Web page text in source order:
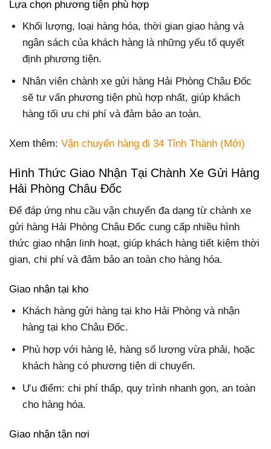
Lựa chọn phương tiện phù hợp
Khối lượng, loại hàng hóa, thời gian giao hàng và
ngân sách của khách hàng là những yếu tố quyết
định phương tiện.
Nhân viên chành xe gửi hàng Hải Phòng Châu Đốc
sẽ tư vấn phương tiện phù hợp nhất, giúp khách
hàng tối ưu chi phí và đảm bảo an toàn.
Xem thêm: Vận chuyển hàng đi 34 Tỉnh Thành (Mới)
Hình Thức Giao Nhận Tại Chành Xe Gửi Hàng
Hải Phòng Châu Đốc
Để đáp ứng nhu cầu vận chuyển đa dạng từ chành xe
gửi hàng Hải Phòng Châu Đốc cung cấp nhiều hình
thức giao nhận linh hoạt, giúp khách hàng tiết kiệm thời
gian, chi phí và đảm bảo an toàn cho hàng hóa.
Giao nhận tại kho
Khách hàng gửi hàng tại kho Hải Phòng và nhận
hàng tại kho Châu Đốc.
Phù hợp với hàng lẻ, hàng số lượng vừa phải, hoặc
khách hàng có phương tiện di chuyển.
Ưu điểm: chi phí thấp, quy trình nhanh gọn, an toàn
cho hàng hóa.
Giao nhận tận nơi